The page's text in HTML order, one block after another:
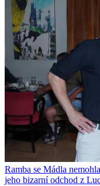
Ramba se Mádla
jeho bizarní odchod z